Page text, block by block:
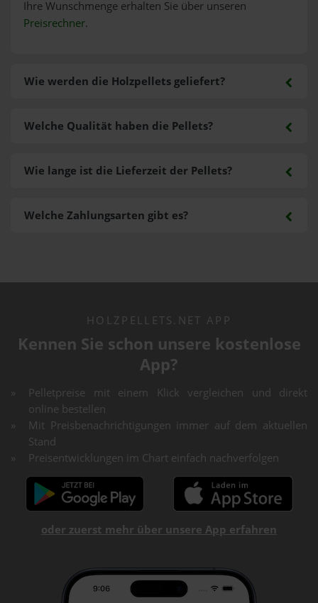
Ihre Wunschmenge erhalten Sie über unseren
Preisrechner.
Wie werden die Holzpellets geliefert?
Welche Zahlungsarten gibt es?
Welche Qualität haben die Pellets?
Wie lange ist die Lieferzeit der Pellets?
HOLZPELLETS.NET APP
Kennen Sie schon unsere kostenlose
App?
Pelletpreise mit einem Klick vergleichen und direkt
online bestellen
Mit Preisbenachrichtigungen immer auf dem aktuellen
Stand
Preisentwicklungen im Chart einfach nachverfolgen
oder zuerst mehr über unsere App erfahren